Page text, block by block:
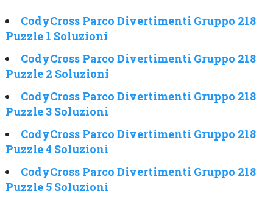
CodyCross Parco Divertimenti Gruppo 218
Puzzle 1 Soluzioni
CodyCross Parco Divertimenti Gruppo 218
Puzzle 2 Soluzioni
CodyCross Parco Divertimenti Gruppo 218
Puzzle 3 Soluzioni
CodyCross Parco Divertimenti Gruppo 218
Puzzle 4 Soluzioni
CodyCross Parco Divertimenti Gruppo 218
Puzzle 5 Soluzioni